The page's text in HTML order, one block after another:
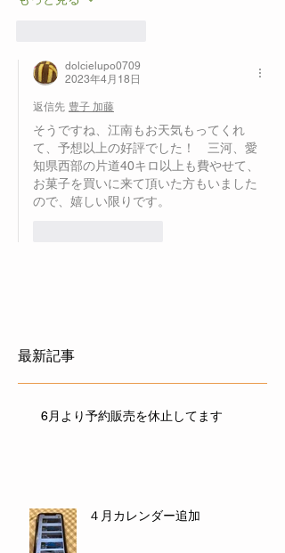
dolcielupo0709
2023年4月18日
返信先 豊子 加藤
そうですね、江南もお天気もってくれ
て、予想以上の好評でした！　三河、愛
知県西部の片道40キロ以上も費やせて、
お菓子を買いに来て頂いた方もいました
ので、嬉しい限りです。
最新記事
6月より予約販売を休止してます
４月カレンダー追加